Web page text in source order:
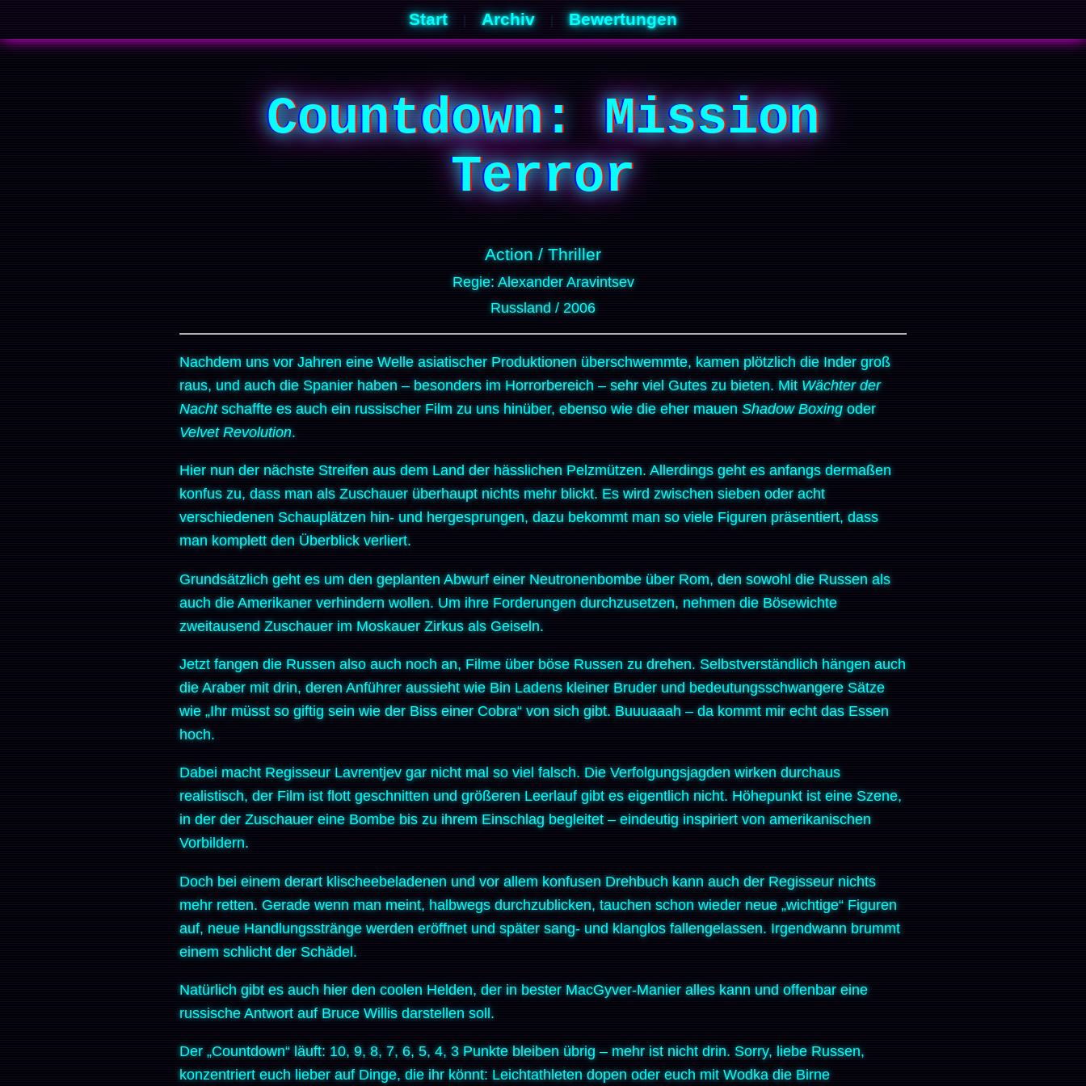
Start Archiv Bewertungen
Countdown: Mission
Terror
Action / Thriller
Regie: Alexander Aravintsev
Russland / 2006
Nachdem uns vor Jahren eine Welle asiatischer Produktionen überschwemmte, kamen plötzlich die Inder groß
raus, und auch die Spanier haben – besonders im Horrorbereich – sehr viel Gutes zu bieten. MitWächter der
Nachtschaffte es auch ein russischer Film zu uns hinüber, ebenso wie die eher mauenShadow Boxingoder
Velvet Revolution.
Hier nun der nächste Streifen aus dem Land der hässlichen Pelzmützen. Allerdings geht es anfangs dermaßen
konfus zu, dass man als Zuschauer überhaupt nichts mehr blickt. Es wird zwischen sieben oder acht
verschiedenen Schauplätzen hin- und hergesprungen, dazu bekommt man so viele Figuren präsentiert, dass
man komplett den Überblick verliert.
Grundsätzlich geht es um den geplanten Abwurf einer Neutronenbombe über Rom, den sowohl die Russen als
auch die Amerikaner verhindern wollen. Um ihre Forderungen durchzusetzen, nehmen die Bösewichte
zweitausend Zuschauer im Moskauer Zirkus als Geiseln.
Jetzt fangen die Russen also auch noch an, Filme über böse Russen zu drehen. Selbstverständlich hängen auch
die Araber mit drin, deren Anführer aussieht wie Bin Ladens kleiner Bruder und bedeutungsschwangere Sätze
wie „Ihr müsst so giftig sein wie der Biss einer Cobra“ von sich gibt. Buuuaaah – da kommt mir echt das Essen
hoch.
Dabei macht Regisseur Lavrentjev gar nicht mal so viel falsch. Die Verfolgungsjagden wirken durchaus
realistisch, der Film ist flott geschnitten und größeren Leerlauf gibt es eigentlich nicht. Höhepunkt ist eine Szene,
in der der Zuschauer eine Bombe bis zu ihrem Einschlag begleitet – eindeutig inspiriert von amerikanischen
Vorbildern.
Doch bei einem derart klischeebeladenen und vor allem konfusen Drehbuch kann auch der Regisseur nichts
mehr retten. Gerade wenn man meint, halbwegs durchzublicken, tauchen schon wieder neue „wichtige“ Figuren
auf, neue Handlungsstränge werden eröffnet und später sang- und klanglos fallengelassen. Irgendwann brummt
einem schlicht der Schädel.
Natürlich gibt es auch hier den coolen Helden, der in bester MacGyver-Manier alles kann und offenbar eine
russische Antwort auf Bruce Willis darstellen soll.
Der „Countdown“ läuft: 10, 9, 8, 7, 6, 5, 4, 3 Punkte bleiben übrig – mehr ist nicht drin. Sorry, liebe Russen,
konzentriert euch lieber auf Dinge, die ihr könnt: Leichtathleten dopen oder euch mit Wodka die Birne